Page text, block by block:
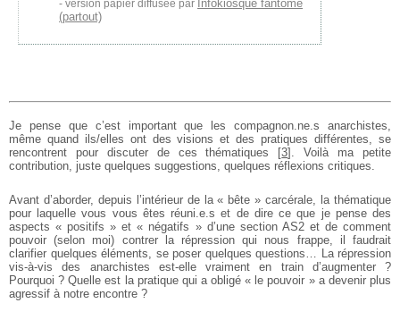
version papier diffusée par Infokiosque fantôme
(partout)
Je pense que c’est important que les compagnon.ne.s anarchistes,
même quand ils/elles ont des visions et des pratiques différentes, se
rencontrent pour discuter de ces thématiques [3] . Voilà ma petite
contribution, juste quelques suggestions, quelques réflexions critiques.
Avant d’aborder, depuis l’intérieur de la « bête » carcérale, la thématique
pour laquelle vous vous êtes réuni.e.s et de dire ce que je pense des
aspects « positifs » et « négatifs » d’une section AS2 et de comment
pouvoir (selon moi) contrer la répression qui nous frappe, il faudrait
clarifier quelques éléments, se poser quelques questions… La répression
vis-à-vis des anarchistes est-elle vraiment en train d’augmenter ?
Pourquoi ? Quelle est la pratique qui a obligé « le pouvoir » a devenir plus
agressif à notre encontre ?